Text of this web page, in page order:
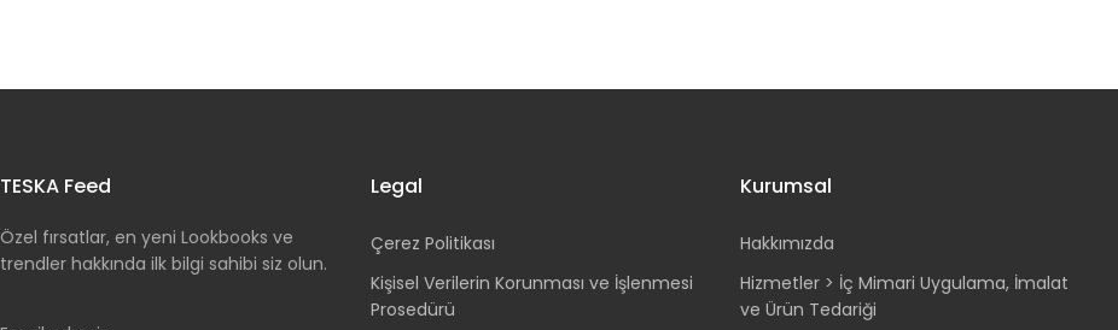
TESKA Feed
Özel fırsatlar, en yeni Lookbooks ve
trendler hakkında ilk bilgi sahibi siz olun.
Legal
Çerez Politikası
Kişisel Verilerin Korunması ve İşlenmesi
Prosedürü
Kurumsal
Hakkımızda
Hizmetler > İç Mimari Uygulama, İmalat
ve Ürün Tedariği